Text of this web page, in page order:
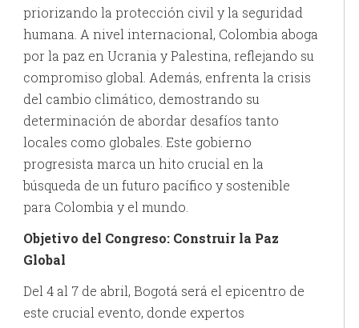
priorizando la protección civil y la seguridad
humana. A nivel internacional, Colombia aboga
por la paz en Ucrania y Palestina, reflejando su
compromiso global. Además, enfrenta la crisis
del cambio climático, demostrando su
determinación de abordar desafíos tanto
locales como globales. Este gobierno
progresista marca un hito crucial en la
búsqueda de un futuro pacífico y sostenible
para Colombia y el mundo.
Objetivo del Congreso: Construir la Paz
Global
Del 4 al 7 de abril, Bogotá será el epicentro de
este crucial evento, donde expertos